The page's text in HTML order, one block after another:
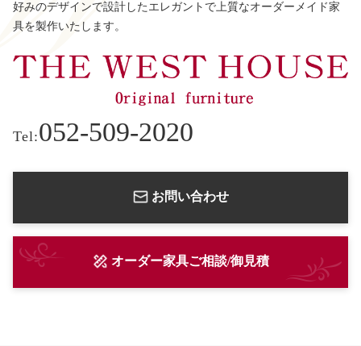
好みのデザインで設計したエレガントで上質なオーダーメイド家
具を製作いたします。
Tel:052-509-2020
お問い合わせ
オーダー家具ご相談/御見積